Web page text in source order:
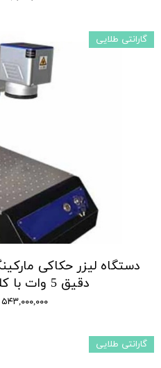
دقیق 5 وات با کلیه متعلقات
۵۴۳,۰۰۰,۰۰۰ تومان
گارانتی طلایی
گارانتی طلایی